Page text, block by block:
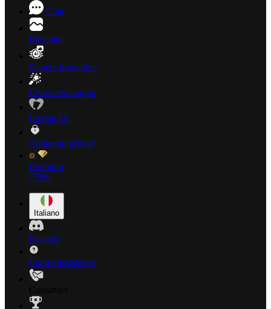
Chat
Raccolta
Genera immagine
Crea personaggio
La mia IA
Contenuti privati
Premium
-70%
Italiano
Discord
Centro assistenza